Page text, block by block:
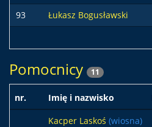
93 Łukasz Bogusławski
Pomocnicy 11
nr. Imię i nazwisko
Kacper Laskoś (wiosna)